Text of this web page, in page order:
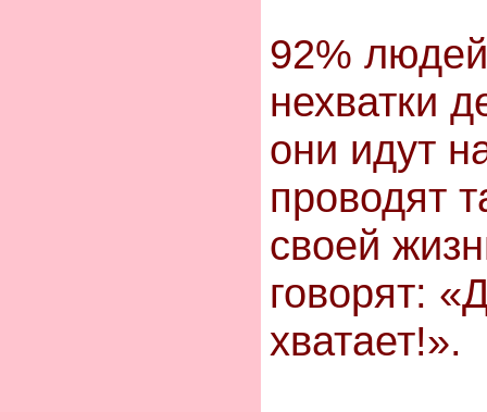
92%
нехватки
они идут
проводят
своей
говорят:
хватает!».